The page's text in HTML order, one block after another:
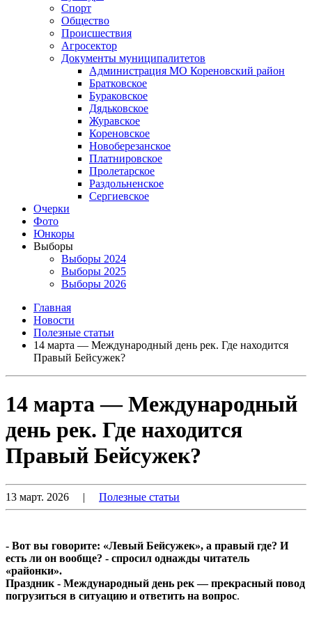
Спорт
Общество
Происшествия
Агросектор
Документы муниципалитетов
Администрация МО Кореновский район
Братковское
Бураковское
Дядьковское
Журавское
Кореновское
Новоберезанское
Платнировское
Пролетарское
Раздольненское
Сергиевское
Очерки
Фото
Юнкоры
Выборы
Выборы 2024
Выборы 2025
Выборы 2026
Главная
Новости
Полезные статьи
14 марта — Международный день рек. Где находится
Правый Бейсужек?
14 марта — Международный
день рек. Где находится
Правый Бейсужек?
13 март. 2026 | Полезные статьи
- Вот вы говорите: «Левый Бейсужек», а правый где? И
есть ли он вообще? - спросил однажды читатель
«районки».
Праздник - Международный день рек — прекрасный повод
погрузиться в ситуацию и ответить на вопрос.